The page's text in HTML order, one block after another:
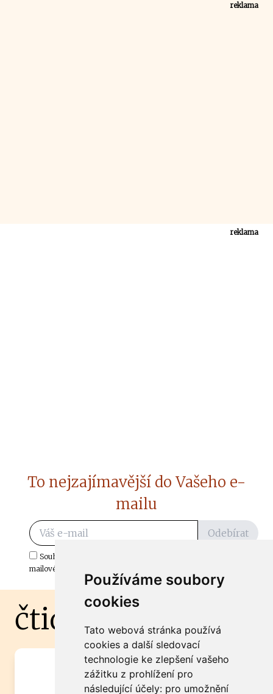
Používáme soubory
cookies
Tato webová stránka používá
cookies a další sledovací
technologie ke zlepšení vašeho
zážitku z prohlížení pro
následující účely: pro umožnění
reklama
reklama
To nejzajímavější do Vašeho e-
mailu
Odebírat
Souhlasím s odběrem důležitých zpráv ze ČtiDoma.cz do mé e-
mailové schránky.
čtidoma.cz
Máte zajímavou informaci? Chcete
spolupracovat?